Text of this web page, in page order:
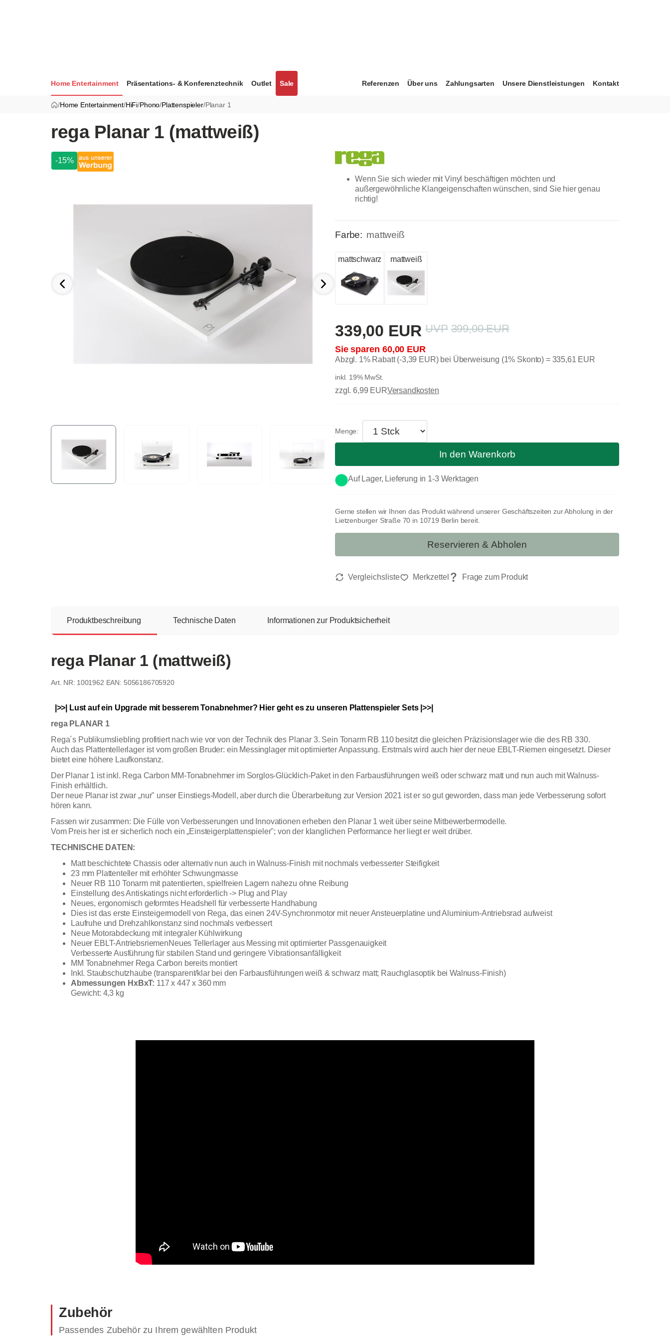
Home Entertainment Präsentations- & Konferenztechnik Outlet Sale Referenzen Über uns Zahlungsarten Unsere Dienstleistungen Kontakt
/Home Entertainment/HiFi/Phono/Plattenspieler/Planar 1
rega Planar 1 (mattweiß)
-15%
Wenn Sie sich wieder mit Vinyl beschäftigen möchten und
außergewöhnliche Klangeigenschaften wünschen, sind Sie hier genau
richtig!
Farbe: mattweiß
mattschwarz mattweiß
399,00 EUR
60,00 EUR
339,00 EUR
Abzgl. 1% Rabatt (-3,39 EUR) bei Überweisung (1% Skonto) = 335,61 EUR
inkl. 19% MwSt.
zzgl. 6,99 EURVersandkosten
Gerne stellen wir Ihnen das Produkt während unserer Geschäftszeiten zur Abholung in der
Lietzenburger Straße 70 in 10719 Berlin bereit.
Reservieren & Abholen
Auf Lager, Lieferung in 1-3 Werktagen
In den Warenkorb
Produktbeschreibung Technische Daten Informationen zur Produktsicherheit
rega Planar 1 (mattweiß)
1001962 EAN: 5056186705920
|>>| Lust auf ein Upgrade mit besserem Tonabnehmer? Hier geht es zu unseren Plattenspieler Sets |>>|
rega PLANAR 1
Rega´s Publikumsliebling profitiert nach wie vor von der Technik des Planar 3. Sein Tonarm RB 110 besitzt die gleichen Präzisionslager wie die des RB 330.
Auch das Plattentellerlager ist vom großen Bruder: ein Messinglager mit optimierter Anpassung. Erstmals wird auch hier der neue EBLT-Riemen eingesetzt. Dieser
bietet eine höhere Laufkonstanz.
Der Planar 1 ist inkl. Rega Carbon MM-Tonabnehmer im Sorglos-Glücklich-Paket in den Farbausführungen weiß oder schwarz matt und nun auch mit Walnuss-
Finish erhältlich.
Der neue Planar ist zwar „nur" unser Einstiegs-Modell, aber durch die Überarbeitung zur Version 2021 ist er so gut geworden, dass man jede Verbesserung sofort
hören kann.
Fassen wir zusammen: Die Fülle von Verbesserungen und Innovationen erheben den Planar 1 weit über seine Mitbewerbermodelle.
Vom Preis her ist er sicherlich noch ein „Einsteigerplattenspieler"; von der klanglichen Performance her liegt er weit drüber.
TECHNISCHE DATEN:
Matt beschichtete Chassis oder alternativ nun auch in Walnuss-Finish mit nochmals verbesserter Steifigkeit
23 mm Plattenteller mit erhöhter Schwungmasse
Neuer RB 110 Tonarm mit patentierten, spielfreien Lagern nahezu ohne Reibung
Einstellung des Antiskatings nicht erforderlich -> Plug and Play
Neues, ergonomisch geformtes Headshell für verbesserte Handhabung
Dies ist das erste Einsteigermodell von Rega, das einen 24V-Synchronmotor mit neuer Ansteuerplatine und Aluminium-Antriebsrad aufweist
Laufruhe und Drehzahlkonstanz sind nochmals verbessert
Neue Motorabdeckung mit integraler Kühlwirkung
Neuer EBLT-AntriebsriemenNeues Tellerlager aus Messing mit optimierter Passgenauigkeit
Verbesserte Ausführung für stabilen Stand und geringere Vibrationsanfälligkeit
MM Tonabnehmer Rega Carbon bereits montiert
Inkl. Staubschutzhaube (transparent/klar bei den Farbausführungen weiß & schwarz matt; Rauchglasoptik bei Walnuss-Finish)
Abmessungen HxBxT: 117 x 447 x 360 mm
Gewicht: 4,3 kg
Zubehör
Passendes Zubehör zu Ihrem gewählten Produkt